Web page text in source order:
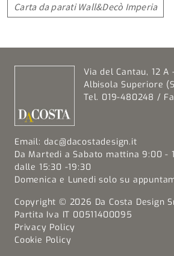
Carta da parati Wall&Decò Imperia
Via del Cantau, 12 A
Albisola Superiore
Tel. 019-480248 /
Email: dac@dacostadesign.it
Da Martedi a Sabato mattina 9:00 -
dalle 15:30 -19:30
Domenica e Lunedi solo su
Copyright © 2026 Da Costa Design
Partita Iva IT 00511400095
Privacy Policy
Cookie Policy